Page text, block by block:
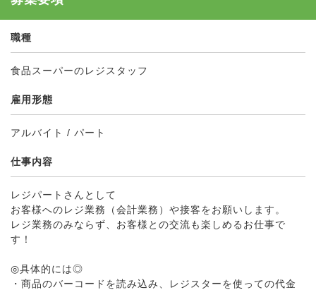
職種
食品スーパーのレジスタッフ
雇用形態
アルバイト / パート
仕事内容
レジパートさんとして
お客様へのレジ業務（会計業務）や接客をお願いします。
レジ業務のみならず、お客様との交流も楽しめるお仕事で
す！
◎具体的には◎
・商品のバーコードを読み込み、レジスターを使っての代金